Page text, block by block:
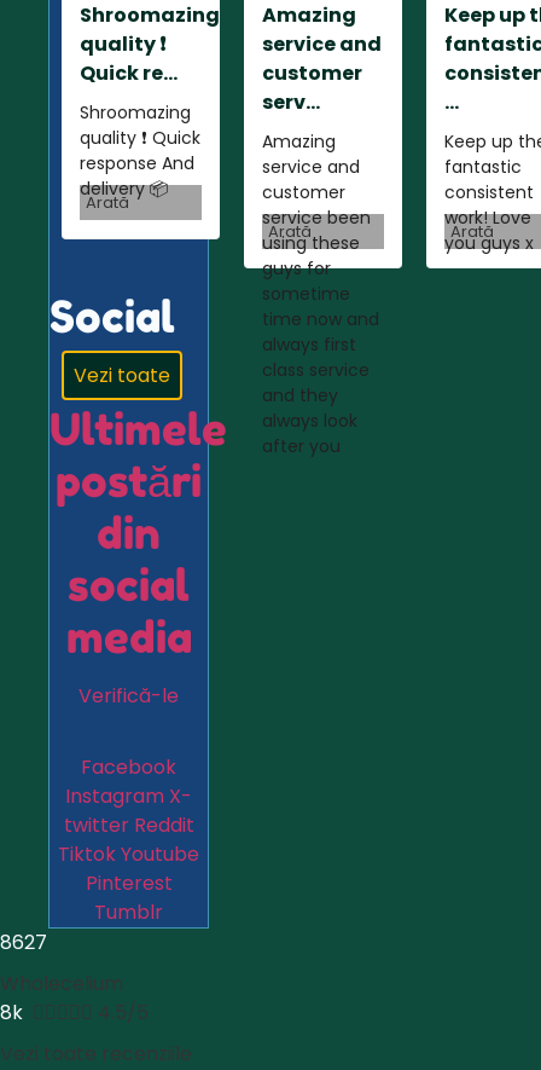
Shroomazing
quality ❗️
Quick re...
Shroomazing
quality ❗️ Quick
response And
delivery 📦
Arată
Amazing
service and
customer
serv...
Amazing
service and
customer
service been
using these
guys for
sometime
time now and
always first
class service
and they
always look
after you
Arată
Keep up
...
Keep up
fantastic
consistent
work! Love
you guys x
Arată
Social
Vezi toate
Ultimele
postări
din
social
media
Verifică-le
Facebook
Instagram X-
twitter Reddit
TiktokYoutube
Pinterest
Tumblr
8627
Wholecelium
8k  4.5/5
Vezi toate recenziile